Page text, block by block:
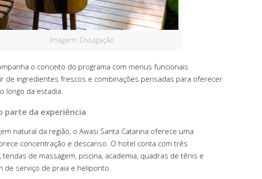
Imagem: Divulgação
o conceito do programa com menus funcionais
de ingredientes frescos e combinações pensadas para oferecer
longo da estadia.
parte da experiência
natural da região, o Awasi Santa Catarina oferece uma
concentração e descanso. O hotel conta com três
de massagem, piscina, academia, quadras de tênis e
de serviço de praia e heliponto.